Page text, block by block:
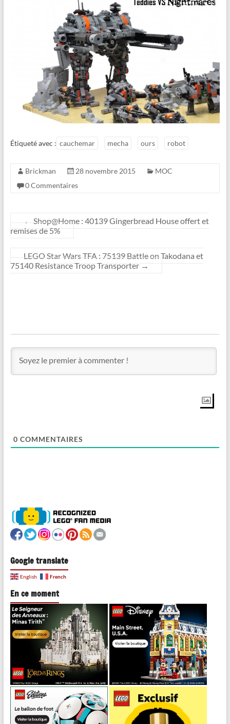
Étiqueté avec : cauchemar mecha ours robot
Brickman 28 novembre 2015
MOC
0 Commentaires
←
Shop@Home : 40139 Gingerbread House offert et
remises de 5%
LEGO Star Wars TFA : 75139 Battle on Takodana et
75140 Resistance Troop Transporter →
0 COMMENTAIRES
Google translate
English French
En ce moment